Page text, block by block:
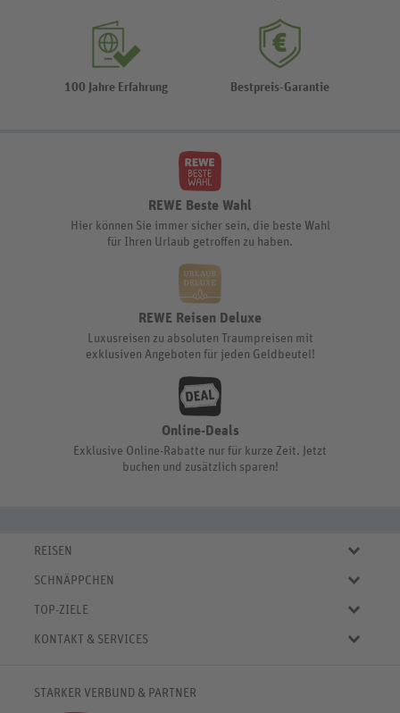
100 Jahre Erfahrung Bestpreis-Garantie
REWE Beste Wahl
Hier können Sie immer sicher sein, die beste Wahl
für Ihren Urlaub getroffen zu haben.
REWE Reisen Deluxe
Luxusreisen zu absoluten Traumpreisen mit
exklusiven Angeboten für jeden Geldbeutel!
Online-Deals
Exklusive Online-Rabatte nur für kurze Zeit. Jetzt
buchen und zusätzlich sparen!
REISEN
Eigene Anreise
Städtereisen
Kreuzfahrten
SCHNÄPPCHEN
Online-Deals
Reisemagazin
TOP-ZIELE
✈ Urlaub in Spanien
KONTAKT & SERVICES
Kontaktformular
STARKER VERBUND & PARTNER